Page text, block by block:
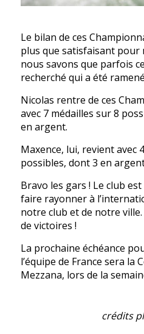
Le bilan de ces
plus que satisfaisant pour
nous savons que parfois
recherché qui a été
Nicolas rentre de ces
avec 7 médailles sur 8
en argent.
Maxence, lui, revient avec
possibles, dont 3 en
Bravo les gars ! Le club
faire rayonner à
notre club et de notre
de victoires !
La prochaine échéance
l’équipe de France sera la
Mezzana, lors de la
crédits